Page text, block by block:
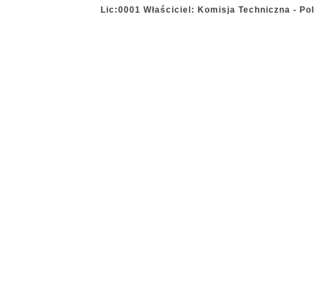
Lic:0001 Właściciel: Komisja Techniczna -